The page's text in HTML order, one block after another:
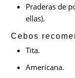
Praderas de
ellas).
Cebos
Tita.
Americana.